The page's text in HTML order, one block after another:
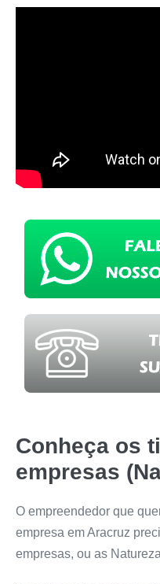
Conheça os
empresas
O empreendedor que
empresa em Aracruz
empresas, ou as